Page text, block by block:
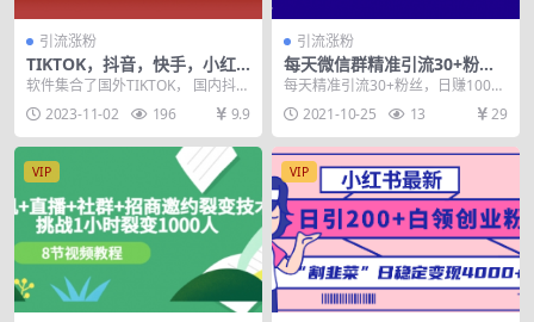
引流涨粉
TIKTOK，抖音，快手，小红
书视频批量下载工具加教程
软件集合了国外TIKTOK， 国内抖
音，快手，小红书等 批量主页视频
下载功能 可...
2023-11-02 196 9.9
引流涨粉
每天微信群精准引流30+粉
丝，群发诱饵引流设计实操
每天精准引流30+粉丝，日赚1000
+半自动化，微信群群发诱饵引流设
计实操 通过...
2021-10-25 13 29
VIP VIP